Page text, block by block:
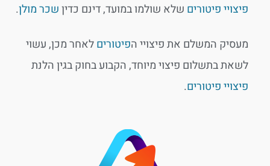
פיצויי פיטוריםשלא שולמו במועד, דינם כדיןשכר מולן.
מעסיק המשלם את פיצויי הפיטוריםלאחר מכן, עשוי
לשאת בתשלום פיצוי מיוחד, הקבוע בחוק בגין הלנת
פיצויי פיטורים.